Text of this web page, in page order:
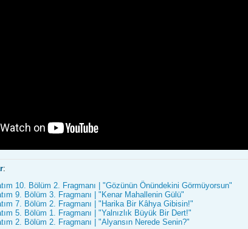
:
10. Bölüm 2. Fragmanı | "Gözünün Önündekini Görmüyorsun"
9. Bölüm 3. Fragmanı | "Kenar Mahallenin Gülü"
7. Bölüm 2. Fragmanı | "Harika Bir Kâhya Gibisin!"
5. Bölüm 1. Fragmanı | "Yalnızlık Büyük Bir Dert!"
2. Bölüm 2. Fragmanı | "Alyansın Nerede Senin?"